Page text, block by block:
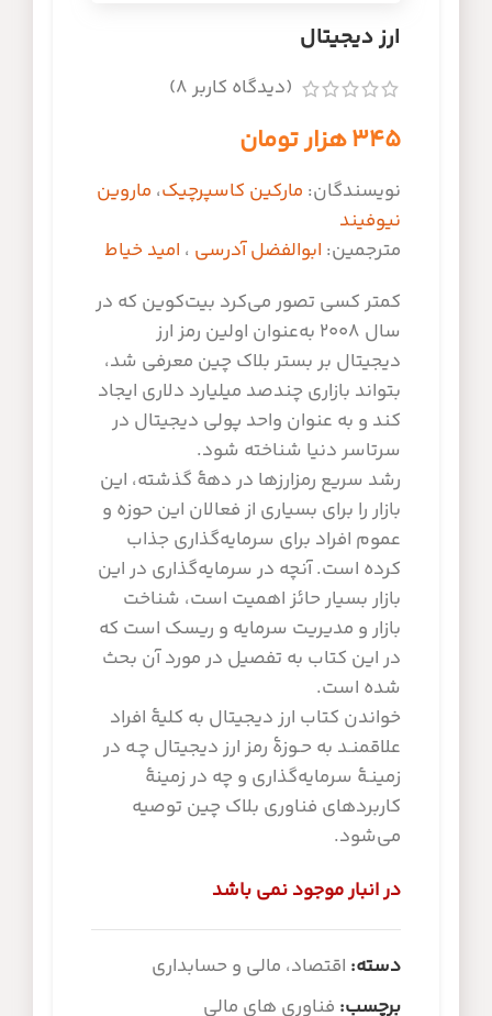
ارز دیجیتال
(دیدگاه کاربر8
)
۳۴۵هزار تومان
نویسندگان: مارکین کاسپرچیک، ماروین
نیوفیند
مترجمین: ابوالفضل آدرسی ، امید خیاط
کمتر کسی تصور می‌کرد بیت‌کوین که در
سال ۲۰۰۸ به‌عنوان اولین رمز ارز
دیجیتال بر بستر بلاک چین معرفی شد،
بتواند بازاری چندصد میلیارد دلاری ایجاد
کند و به عنوان واحد پولی دیجیتال در
سرتاسر دنیا شناخته شود.
رشد سریع رمزارزها در دهۀ گذشته، این
بازار را برای بسیاری از فعالان این حوزه و
عموم افراد برای سرمایه‌گذاری جذاب
کرده است. آنچه در سرمایه‌گذاری در این
بازار بسیار حائز اهمیت است، شناخت
بازار و مدیریت سرمایه و ریسک است که
در این کتاب به تفصیل در مورد آن بحث
شده است.
خواندن کتاب ارز دیجیتال به کلیۀ افراد
علاقمنـد به حـوزۀ رمز ارز دیجیتال چـه در
زمینـۀ سرمایه‌گذاری و چه در زمینۀ
کاربردهای فناوری بلاک چین توصیه
می‌شود.
در انبار موجود نمی باشد
دسته: اقتصاد، مالی و حسابداری
برچسب: فناوری های مالی